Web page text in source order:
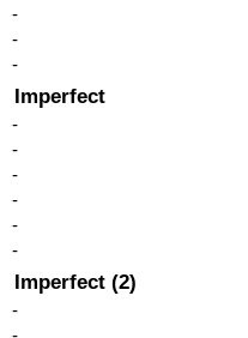
-
-
-
Imperfect
-
-
-
-
-
-
Imperfect (2)
-